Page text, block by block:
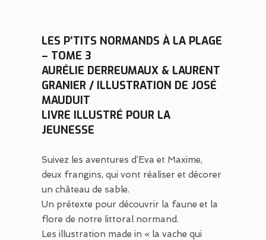
LES P’TITS NORMANDS À LA PLAGE
– TOME 3
AURÉLIE DERREUMAUX & LAURENT
GRANIER / ILLUSTRATION DE JOSÉ
MAUDUIT
LIVRE ILLUSTRÉ POUR LA
JEUNESSE
Suivez les aventures d’Eva et Maxime,
deux frangins, qui vont réaliser et décorer
un château de sable.
Un prétexte pour découvrir la faune et la
flore de notre littoral normand.
Les illustration made in « la vache qui